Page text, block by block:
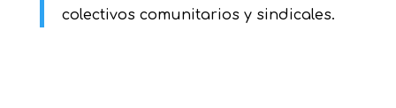
colectivos comunitarios y sindicales.